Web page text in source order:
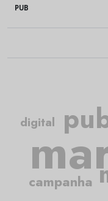
PUB
campanha
digital